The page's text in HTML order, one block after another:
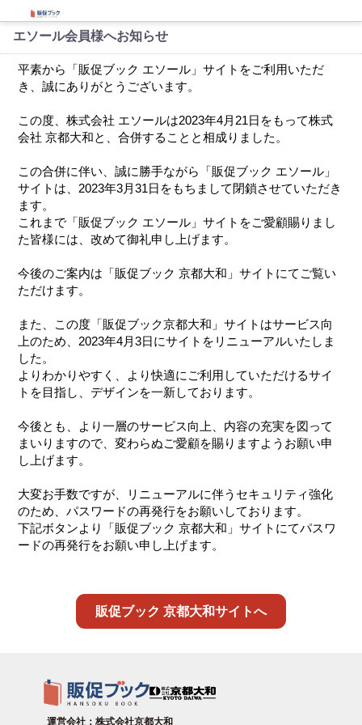
エソール会員様へお知らせ
平素から「販促ブック エソール」サイトをご利用いただ
き、誠にありがとうございます。
この度、株式会社 エソールは2023年4月21日をもって株式
会社 京都大和と、合併することと相成りました。
この合併に伴い、誠に勝手ながら「販促ブック エソール」
サイトは、2023年3月31日をもちまして閉鎖させていただき
ます。
これまで「販促ブック エソール」サイトをご愛顧賜りまし
た皆様には、改めて御礼申し上げます。
今後のご案内は「販促ブック 京都大和」サイトにてご覧い
ただけます。
また、この度「販促ブック京都大和」サイトはサービス向
上のため、2023年4月3日にサイトをリニューアルいたしま
した。
よりわかりやすく、より快適にご利用していただけるサイ
トを目指し、デザインを一新しております。
今後とも、より一層のサービス向上、内容の充実を図って
まいりますので、変わらぬご愛顧を賜りますようお願い申
し上げます。
大変お手数ですが、リニューアルに伴うセキュリティ強化
のため、パスワードの再発行をお願いしております。
下記ボタンより「販促ブック 京都大和」サイトにてパスワ
ードの再発行をお願い申し上げます。
販促ブック 京都大和サイトへ
運営会社：株式会社京都大和